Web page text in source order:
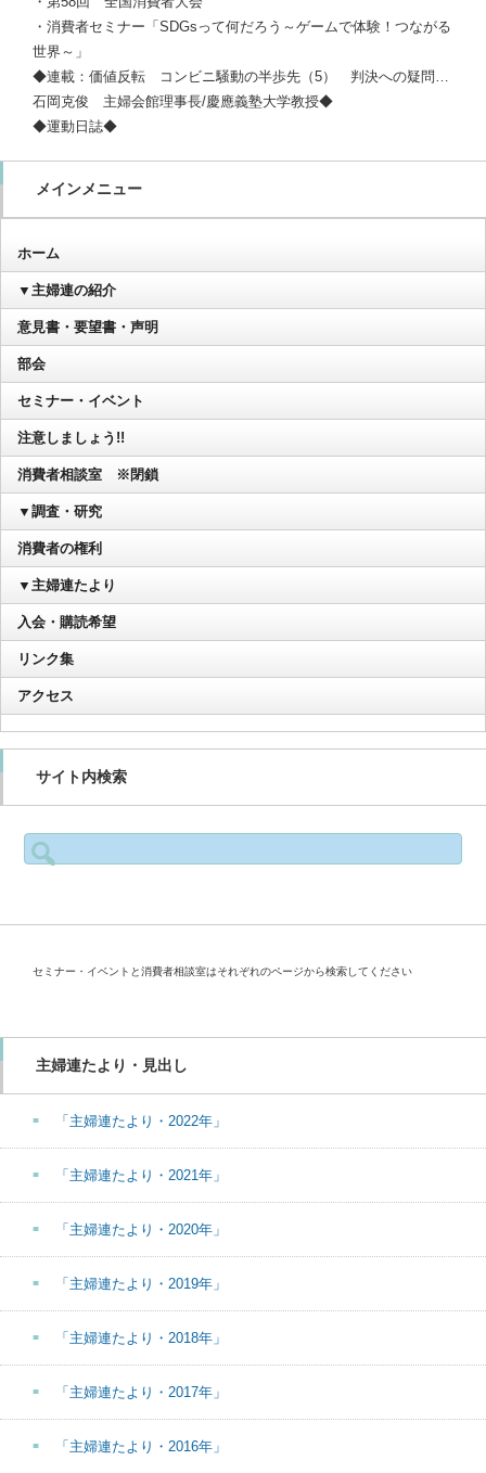
・消費者セミナー「SDGsって何だろう～ゲームで体験！つながる
世界～」
◆連載：価値反転 コンビニ騒動の半歩先（5） 判決への疑問…
石岡克俊 主婦会館理事長/慶應義塾大学教授◆
◆運動日誌◆
メインメニュー
ホーム
▼主婦連の紹介
意見書・要望書・声明
部会
セミナー・イベント
注意しましょう!!
消費者相談室 ※閉鎖
▼調査・研究
消費者の権利
▼主婦連たより
入会・購読希望
リンク集
アクセス
サイト内検索
検
索:
セミナー・イベントと消費者相談室はそれぞれのページから検索してください
主婦連たより・見出し
「主婦連たより・2022年」
「主婦連たより・2021年」
「主婦連たより・2020年」
「主婦連たより・2019年」
「主婦連たより・2018年」
「主婦連たより・2017年」
「主婦連たより・2016年」